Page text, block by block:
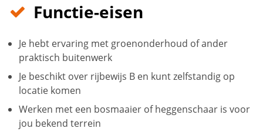
Functie-eisen
Je hebt ervaring met groenonderhoud of ander
praktisch buitenwerk
Je beschikt over rijbewijs B en kunt zelfstandig op
locatie komen
Werken met een bosmaaier of heggenschaar is voor
jou bekend terrein